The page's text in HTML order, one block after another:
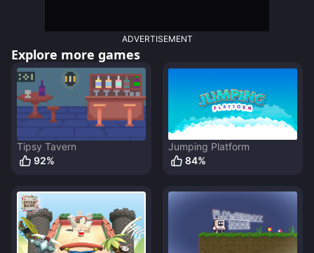
ADVERTISEMENT
Explore more games
Tipsy Tavern
92%
Jumping Platform
84%